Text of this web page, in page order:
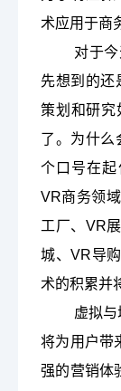
术应用于商
对于
先想到的还
策划和研究
了。为什么
个口号在
VR商务领
工厂、VR
城、VR导
术的积累并
虚拟与
将为用户带
强的营销体